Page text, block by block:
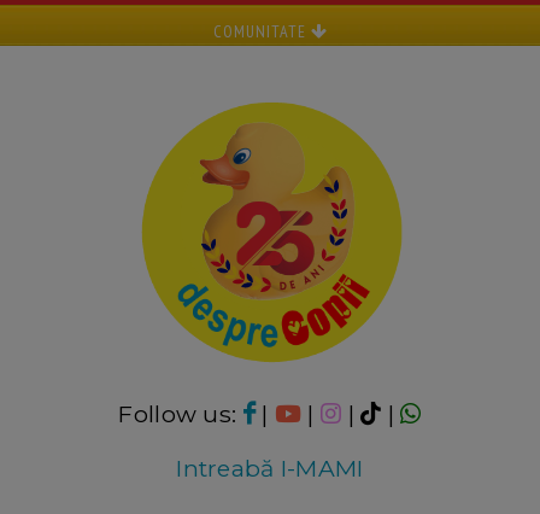
COMUNITATE
Follow us: | | |
|
Intreabă I-MAMI